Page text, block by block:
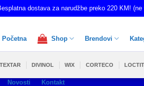
dostava za narudžbe preko 220 KM!
Početna Shop Brendovi
Novosti Kontakt
TEXTAR DIVINOL WIX CORTECO